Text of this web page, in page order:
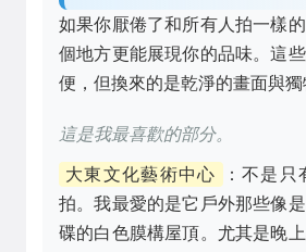
如果你厭倦了和所有人拍一樣
個地方更能展現你的品味。這
便，但換來的是乾淨的畫面與獨
這是我最喜歡的部分。
大東文化藝術中心
：不是
拍。我最愛的是它戶外那些像
碟的白色膜構屋頂。尤其是晚